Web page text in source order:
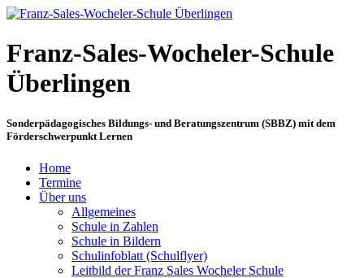
Franz-Sales-Wocheler-Schule
Überlingen
Sonderpädagogisches Bildungs- und Beratungszentrum (SBBZ) mit dem
Förderschwerpunkt Lernen
Home
Termine
Über uns
Allgemeines
Schule in Zahlen
Schule in Bildern
Schulinfoblatt (Schulflyer)
Leitbild der Franz Sales Wocheler Schule